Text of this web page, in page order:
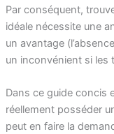
Par conséquent,
idéale nécessite une
un avantage
un inconvénient si les
Dans ce guide concis
réellement posséder
peut en faire la